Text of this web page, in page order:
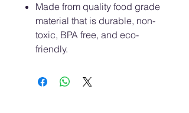
Made from quality food grade
material that is durable, non-
toxic, BPA free, and eco-
friendly.